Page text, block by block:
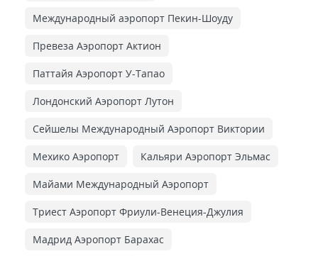
Международный аэропорт Пекин-Шоуду
Превеза Аэропорт Актион
Паттайя Аэропорт У-Тапао
Лондонский Аэропорт Лутон
Сейшелы Международный Аэропорт Виктории
Мехико Аэропорт Кальяри Аэропорт Эльмас
Майами Международный Аэропорт
Триест Аэропорт Фриули-Венеция-Джулия
Мадрид Аэропорт Барахас